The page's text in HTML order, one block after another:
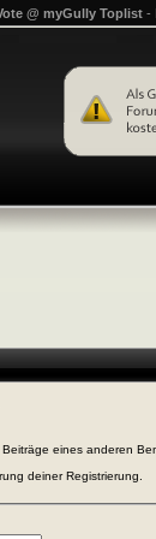
@ myGully Toplist -
eines anderen
deiner Registrierung.